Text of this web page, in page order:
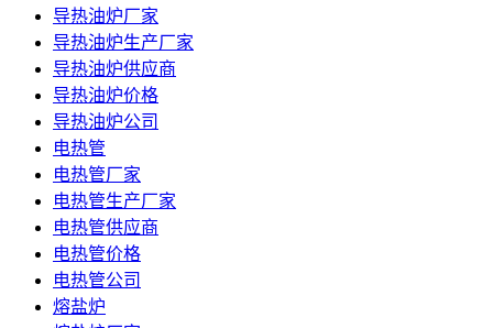
导热油炉厂家
导热油炉生产厂家
导热油炉供应商
导热油炉价格
导热油炉公司
电热管
电热管厂家
电热管生产厂家
电热管供应商
电热管价格
电热管公司
熔盐炉